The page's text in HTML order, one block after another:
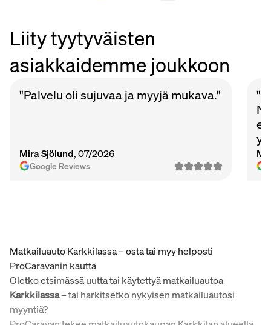
Liity tyytyväisten
asiakkaidemme joukkoon
"Palvelu oli sujuvaa ja myyjä mukava."
Mira Sjölund, 07/2026
Google Reviews
Matkailuauto Karkkilassa – osta tai myy helposti
ProCaravanin kautta
Oletko etsimässä uutta tai käytettyä matkailuautoa
Karkkilassa– tai harkitsetko nykyisen matkailuautosi
myyntiä?